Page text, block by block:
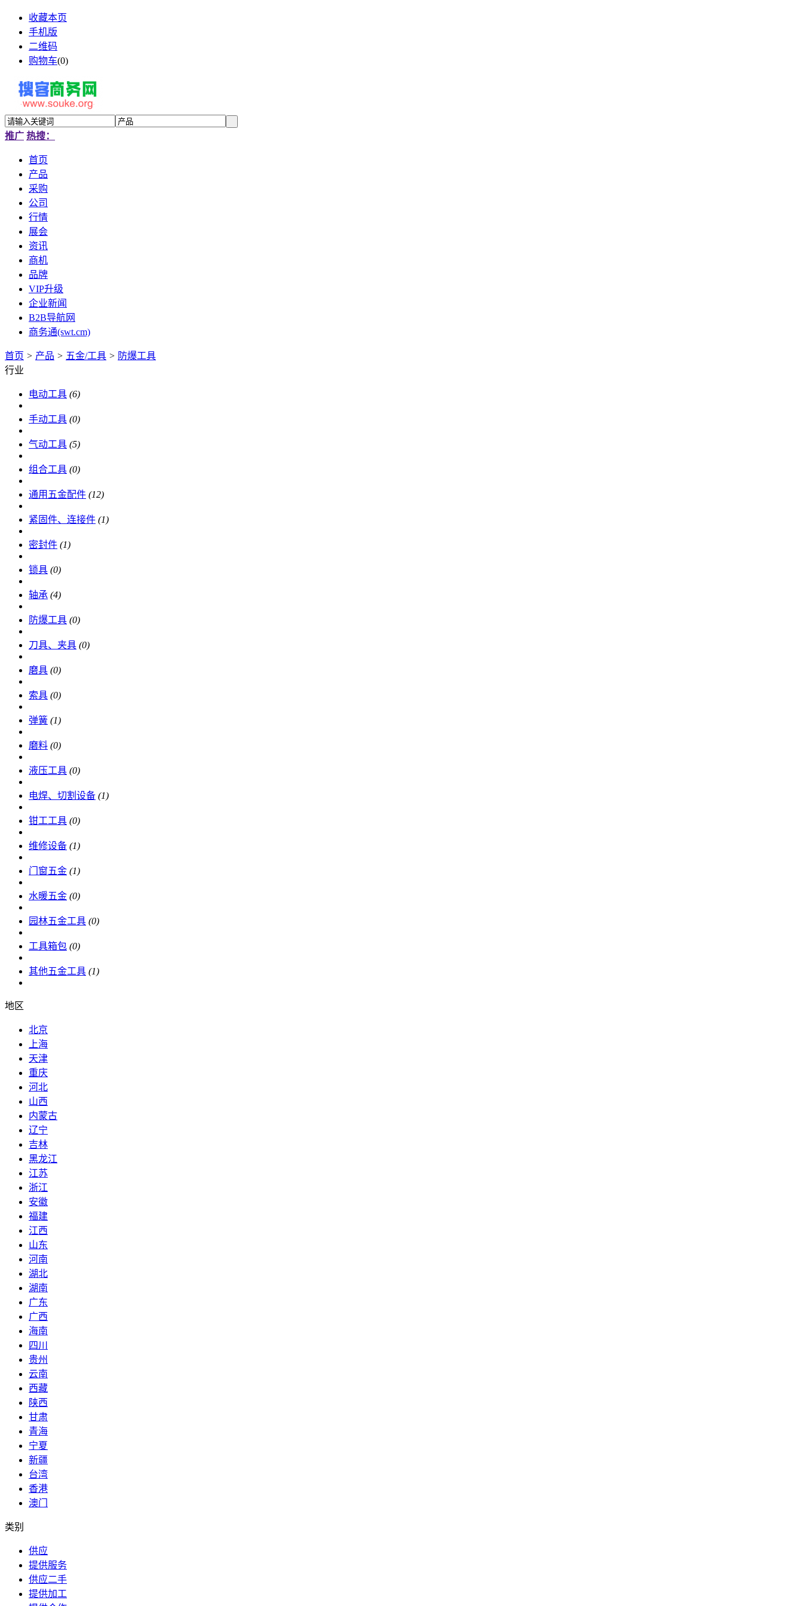
收藏本页
手机版
二维码
购物车(0)
推广 热搜：
首页
产品
采购
公司
行情
展会
资讯
商机
品牌
VIP升级
企业新闻
B2B导航网
商务通(swt.cm)
首页 > 产品 > 五金/工具 > 防爆工具
行业
电动工具 (6)
手动工具 (0)
气动工具 (5)
组合工具 (0)
通用五金配件 (12)
紧固件、连接件 (1)
密封件 (1)
锁具 (0)
轴承 (4)
防爆工具 (0)
刀具、夹具 (0)
磨具 (0)
索具 (0)
弹簧 (1)
磨料 (0)
液压工具 (0)
电焊、切割设备 (1)
钳工工具 (0)
维修设备 (1)
门窗五金 (1)
水暖五金 (0)
园林五金工具 (0)
工具箱包 (0)
其他五金工具 (1)
地区
北京
上海
天津
重庆
河北
山西
内蒙古
辽宁
吉林
黑龙江
江苏
浙江
安徽
福建
江西
山东
河南
湖北
湖南
广东
广西
海南
四川
贵州
云南
西藏
陕西
甘肃
青海
宁夏
新疆
台湾
香港
澳门
类别
供应
提供服务
供应二手
提供加工